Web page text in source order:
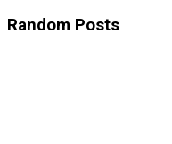
Random Posts